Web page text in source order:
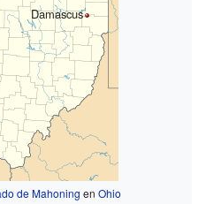
Damascus
de Mahoning enOhio